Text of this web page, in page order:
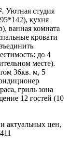
Уютная студия
кухня
ванная комната
кровати
до 4
месте).
36кв. м, 5
гриль зона
12 гостей (10
актуальных цен,